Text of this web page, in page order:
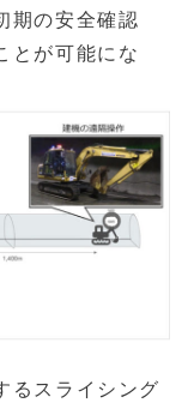
期の安全確認
とが可能にな
るスライシング